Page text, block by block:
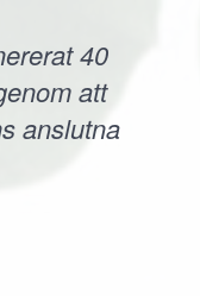
40
att
anslutna